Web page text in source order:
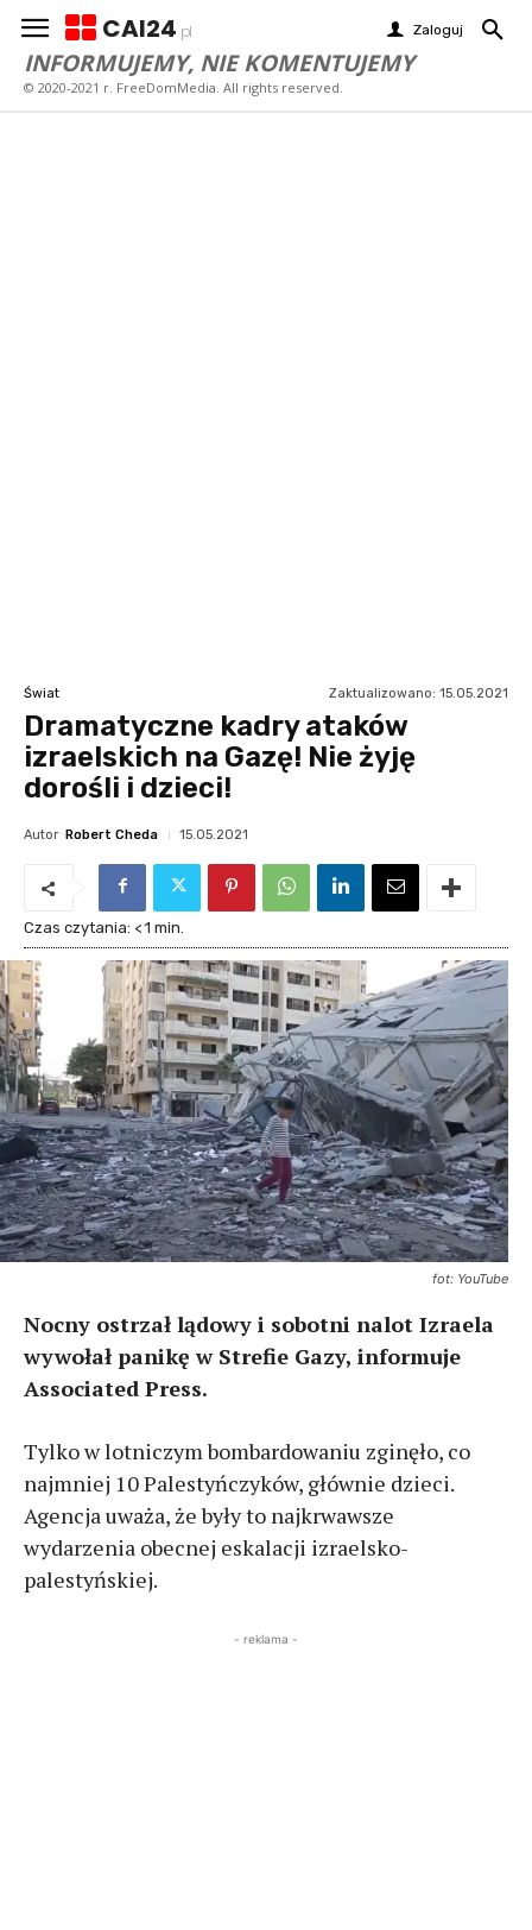
CAI24 pl Zaloguj
INFORMUJEMY, NIE KOMENTUJEMY
© 2020-2021 r. FreeDomMedia. All rights reserved.
Świat Zaktualizowano: 15.05.2021
Dramatyczne kadry ataków
izraelskich na Gazę! Nie żyję
dorośli i dzieci!
Autor Robert Cheda 15.05.2021
Czas czytania: < 1 min.
fot: YouTube
Nocny ostrzał lądowy i sobotni nalot Izraela
wywołał panikę w Strefie Gazy, informuje
Associated Press.
Tylko w lotniczym bombardowaniu zginęło, co
najmniej 10 Palestyńczyków, głównie dzieci.
Agencja uważa, że były to najkrwawsze
wydarzenia obecnej eskalacji izraelsko-
palestyńskiej.
- reklama -